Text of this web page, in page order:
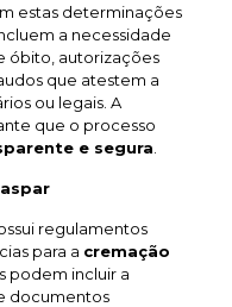
estas determinações
a necessidade
óbito, autorizações
que atestem a
ou legais. A
que o processo
e segura
regulamentos
para a cremação
podem incluir a
documentos